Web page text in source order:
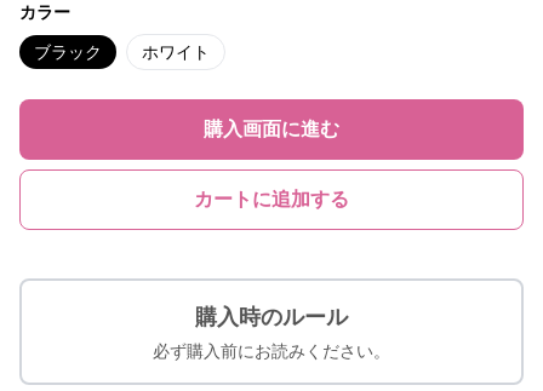
カラー
ブラック ホワイト
購入画面に進む
カートに追加する
購入時のルール
必ず購入前にお読みください。